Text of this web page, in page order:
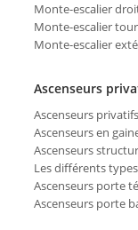
Monte-escalier
Monte-escalier
Monte-escalier
Ascenseurs
Ascenseurs privatifs
Ascenseurs en
Ascenseurs
Les différents
Ascenseurs porte
Ascenseurs porte